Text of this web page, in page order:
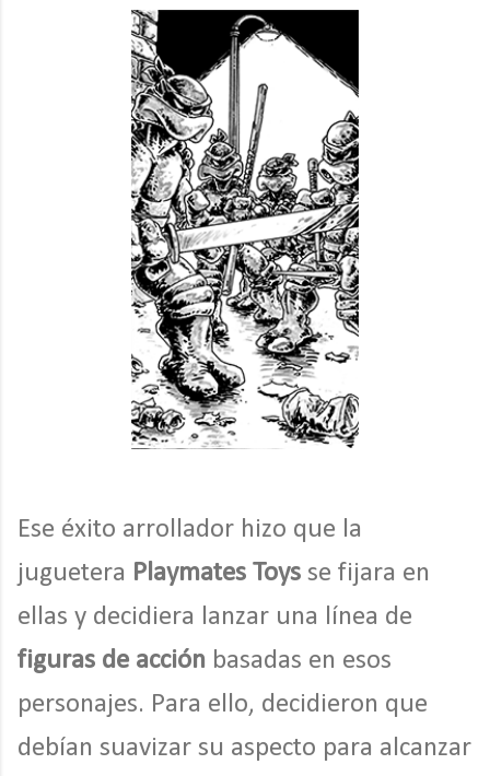
Ese éxito arrollador hizo que la
juguetera Playmates Toys se fijara en
ellas y decidiera lanzar una línea de
figuras de acción basadas en esos
personajes. Para ello, decidieron que
debían suavizar su aspecto para alcanzar